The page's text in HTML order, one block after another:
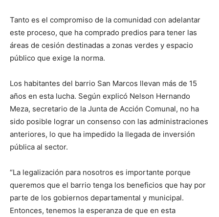
Tanto es el compromiso de la comunidad con adelantar
este proceso, que ha comprado predios para tener las
áreas de cesión destinadas a zonas verdes y espacio
público que exige la norma.
Los habitantes del barrio San Marcos llevan más de 15
años en esta lucha. Según explicó Nelson Hernando
Meza, secretario de la Junta de Acción Comunal, no ha
sido posible lograr un consenso con las administraciones
anteriores, lo que ha impedido la llegada de inversión
pública al sector.
“La legalización para nosotros es importante porque
queremos que el barrio tenga los beneficios que hay por
parte de los gobiernos departamental y municipal.
Entonces, tenemos la esperanza de que en esta